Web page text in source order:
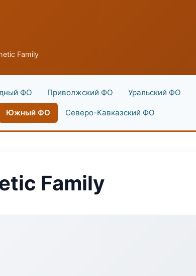
Family
ФО Приволжский ФО Уральский ФО
Южный ФО Северо-Кавказский ФО
Family